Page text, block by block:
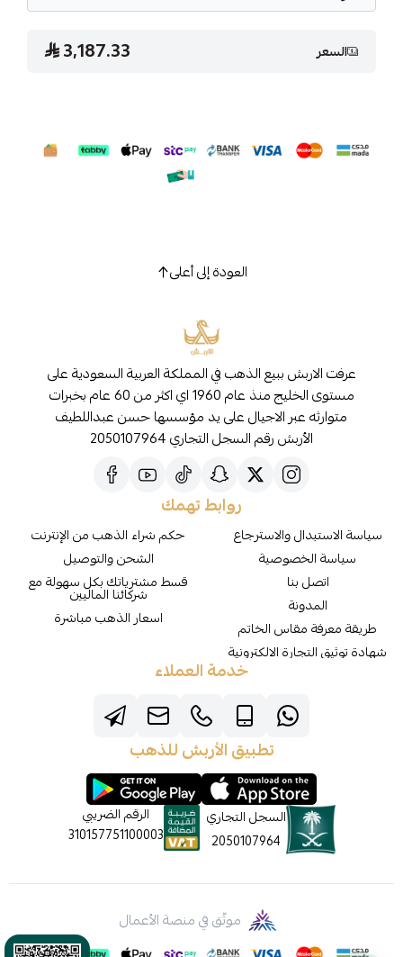
السعر 3,187.33
العودة إلى أعلى
عرفت الاربش ببيع الذهب في المملكة العربية السعودية على
مستوى الخليج منذ عام 1960 اي اكثر من 60 عام بخبرات
متوارثه عبر الاجيال على يد مؤسسها حسن عبداللطيف
الأربش رقم السجل التجاري 2050107964
روابط تهمك
سياسة الاستبدال والاسترجاع
سياسة الخصوصية
اتصل بنا
المدونة
طريقة معرفة مقاس الخاتم
شهادة توثيق التجارة الالكترونية
حكم شراء الذهب من الإنترنت
الشحن والتوصيل
قسط مشترياتك بكل سهولة مع
شركائنا الماليين
اسعار الذهب مباشرة
خدمة العملاء
تطبيق الأربش للذهب
السجل التجاري
2050107964
الرقم الضريبي
310157751100003
موثّق في منصة الأعمال